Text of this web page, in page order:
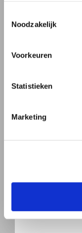
Noodzakelijk
Voorkeuren
Statistieken
Marketing